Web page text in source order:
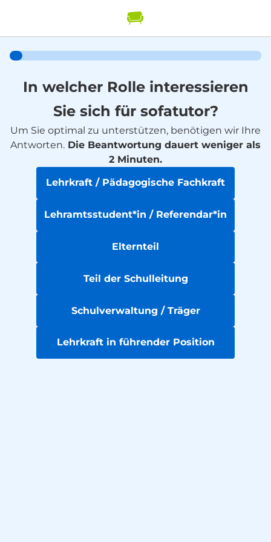
In welcher Rolle interessieren
Sie sich für sofatutor?
Um Sie optimal zu unterstützen, benötigen wir Ihre
Antworten. Die Beantwortung dauert weniger als
2 Minuten.
Lehrkraft / Pädagogische Fachkraft
Lehramtsstudent*in / Referendar*in
Elternteil
Teil der Schulleitung
Schulverwaltung / Träger
Lehrkraft in führender Position